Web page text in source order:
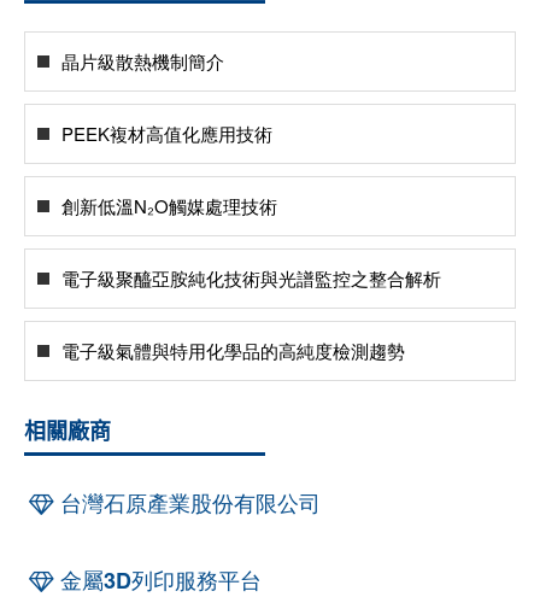
晶片級散熱機制簡介
PEEK複材高值化應用技術
創新低溫N₂O觸媒處理技術
電子級聚醯亞胺純化技術與光譜監控之整合解析
電子級氣體與特用化學品的高純度檢測趨勢
相關廠商
台灣石原產業股份有限公司
金屬3D列印服務平台